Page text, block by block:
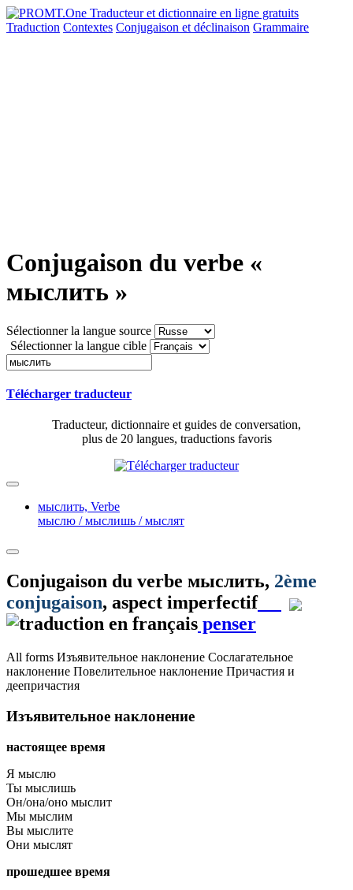
Traduction Contextes Conjugaison et déclinaison Grammaire
Conjugaison du verbe «
мыслить »
Sélectionner la langue source
Sélectionner la langue cible
Télécharger traducteur
Traducteur, dictionnaire et guides de conversation,
plus de 20 langues, traductions favoris
мыслить, Verbe
мыслю / мыслишь / мыслят
Conjugaison du verbe мыслить, 2ème
conjugaison, aspect imperfectif
penser
All forms Изъявительное наклонение Сослагательное
наклонение Повелительное наклонение Причастия и
деепричастия
Изъявительное наклонение
настоящее время
Я мыслю
Ты мыслишь
Он/она/оно мыслит
Мы мыслим
Вы мыслите
Они мыслят
прошедшее время